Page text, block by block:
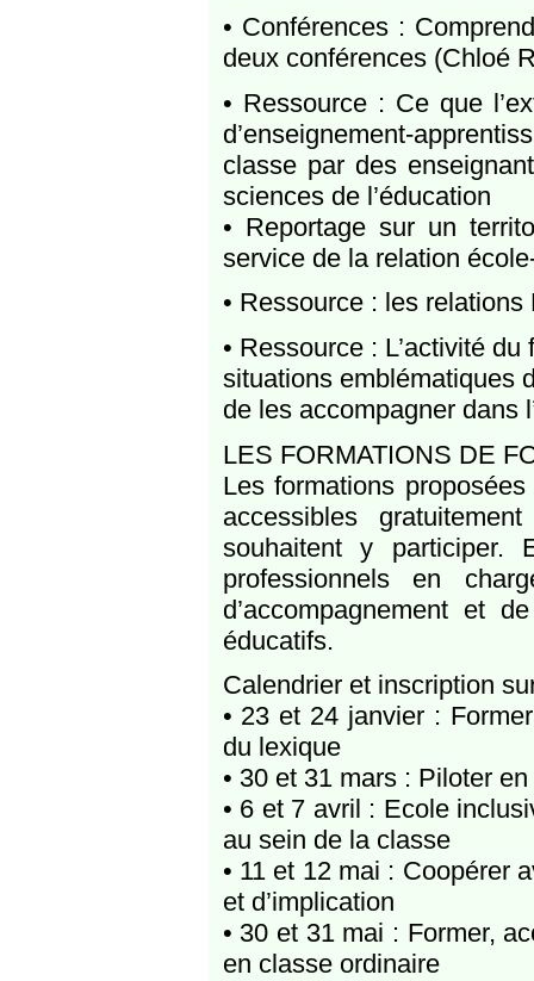
• Conférences :
deux conférences (Chloé
• Ressource : Ce que
d’enseignement-
classe par des
sciences de l’éducation
• Reportage sur un
service de la relation
• Ressource : les
• Ressource : L’activité
situations emblématiques
de les accompagner dans
LES FORMATIONS DE
Les formations
accessibles
souhaitent y participer.
professionnels en
d’accompagnement et
éducatifs.
Calendrier et inscription
• 23 et 24 janvier :
du lexique
• 30 et 31 mars : Piloter
• 6 et 7 avril : Ecole
au sein de la classe
• 11 et 12 mai : Coopérer
et d’implication
• 30 et 31 mai : Former,
en classe ordinaire